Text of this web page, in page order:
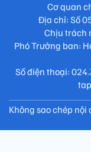
Cơ quan
Địa chỉ: Số
Chịu trách
Phó Trưởng ban:
Số điện thoại:
Không sao chép